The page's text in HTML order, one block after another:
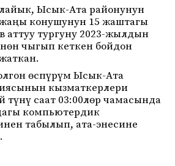
Ысык-Ата районунун
конушунун 15 жаштагы
аттуу тургуну 2023-жылдын
чыгып кеткен бойдон
өспүрүм Ысык-Ата
кызматкерлери
түнү саат 03:00лөр чамасында
компьютердик
табылып, ата-энесине